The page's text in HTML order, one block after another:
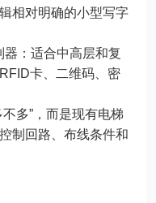
相对明确的小型写字
：适合中高层和复
卡、二维码、密
多”，而是现有电梯
制回路、布线条件和